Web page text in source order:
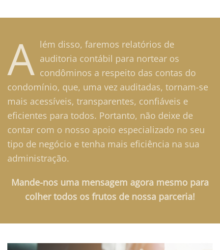
A lém disso, faremos relatórios de
auditoria contábil para nortear os
condôminos a respeito das contas do
condomínio, que, uma vez auditadas, tornam-se
mais acessíveis, transparentes, confiáveis e
eficientes para todos. Portanto, não deixe de
contar com o nosso apoio especializado no seu
tipo de negócio e tenha mais eficiência na sua
administração.
Mande-nos uma mensagem agora mesmo para
colher todos os frutos de nossa parceria!